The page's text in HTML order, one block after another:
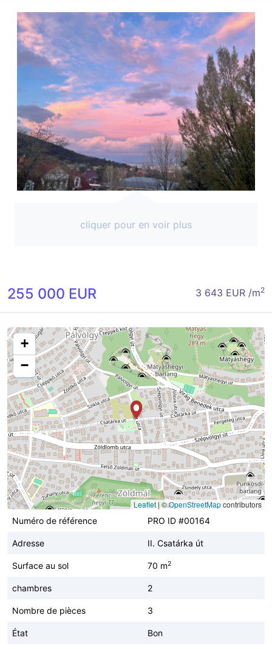
cliquer pour en voir plus
255 000 EUR 3 643 EUR /m2
+
−
Leaflet | ©OpenStreetMapcontributors
Numéro de référence
PRO ID #00164
Adresse II. Csatárka út
Surface au sol 70 m2
chambres 2
Nombre de pièces 3
État Bon